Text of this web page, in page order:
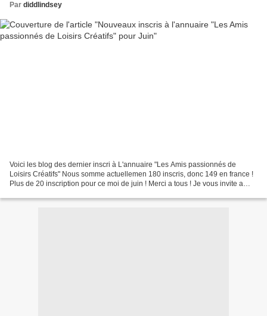
Par diddlindsey
Voici les blog des dernier inscri à L'annuaire "Les Amis passionnés de
Loisirs Créatifs" Nous somme actuellemen 180 inscris, donc 149 en france !
Plus de 20 inscription pour ce moi de juin ! Merci a tous ! Je vous invite a